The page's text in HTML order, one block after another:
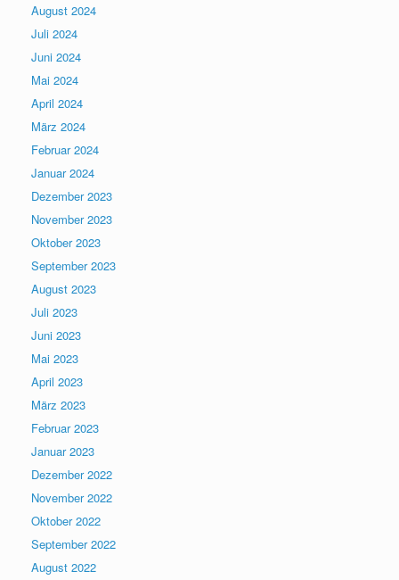
August 2024
Juli 2024
Juni 2024
Mai 2024
April 2024
März 2024
Februar 2024
Januar 2024
Dezember 2023
November 2023
Oktober 2023
September 2023
August 2023
Juli 2023
Juni 2023
Mai 2023
April 2023
März 2023
Februar 2023
Januar 2023
Dezember 2022
November 2022
Oktober 2022
September 2022
August 2022